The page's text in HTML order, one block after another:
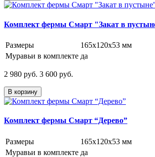
Комплект фермы Смарт "Закат в
Размеры
165х120х53 мм
Муравьи в комплекте да
2 980 руб. 3 600 руб.
В корзину
Комплект фермы Смарт “Дерево”
Размеры
165х120х53 мм
Муравьи в комплекте да